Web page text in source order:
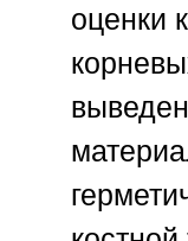
оценки